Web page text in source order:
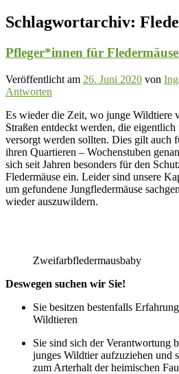
Schlagwortarchiv:
Pfleger*innen für
Veröffentlicht am 26. Juni 2020 von
Antworten
Es wieder die Zeit, wo junge Wildtiere
Straßen entdeckt werden, die
versorgt werden sollten. Dies gilt auch
ihren Quartieren – Wochenstuben
sich seit Jahren besonders für den
Fledermäuse ein. Leider sind unsere
um gefundene Jungfledermäuse
wieder auszuwildern.
Zweifarbfledermausbaby
Deswegen suchen wir Sie!
Sie besitzen bestenfalls
Wildtieren
Sie sind sich der Verantwortung
junges Wildtier aufzuziehen und
zum Arterhalt der heimischen